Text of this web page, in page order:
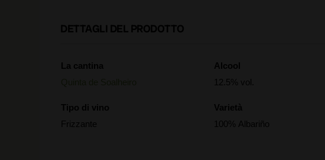
DETTAGLI DEL PRODOTTO
La cantina
Tipo di vino
Frizzante
Alcool
12.5% vol.
Varietà
100% Albariño